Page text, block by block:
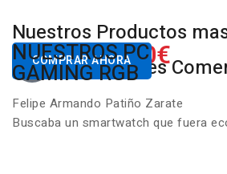
Nuestros Productos
Desde650.00€
COMPRAR AHORA
NUESTROS PC
GAMING RGB
Nuestros Clientes
Felipe Armando Patiño Zarate
Buscaba un smartwatch que fuera